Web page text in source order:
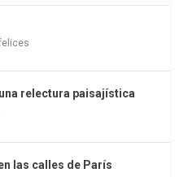
relectura paisajística
las calles de París